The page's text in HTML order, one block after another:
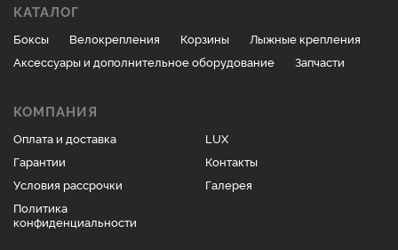
КАТАЛОГ
Боксы Велокрепления Корзины
Лыжные крепления
Аксессуары и дополнительное оборудование
Запчасти
КОМПАНИЯ
Оплата и доставка
Гарантии
Условия рассрочки
Политика
конфиденциальности
LUX
Контакты
Галерея